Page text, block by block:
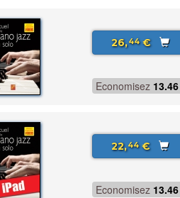
26,44€
Economisez 13.46
22,44€
Economisez 13.46